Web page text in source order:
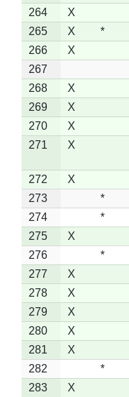
264
X
265
X *
266
X
267
268
X
269
X
270
X
271
X
272 X
273
*
274
*
275
X
276
*
277
X
278
X
279
X
280
X
281
X
282
*
283
X